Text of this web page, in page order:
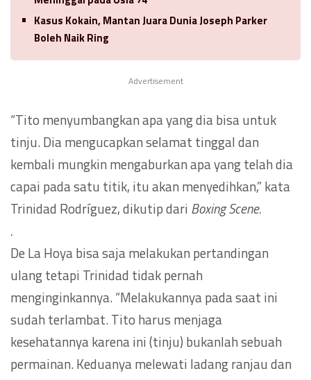
Kasus Kokain, Mantan Juara Dunia Joseph Parker
Boleh Naik Ring
Advertisement
“Tito menyumbangkan apa yang dia bisa untuk
tinju. Dia mengucapkan selamat tinggal dan
kembali mungkin mengaburkan apa yang telah dia
capai pada satu titik, itu akan menyedihkan,” kata
Trinidad Rodríguez, dikutip dari Boxing Scene.
.
De La Hoya bisa saja melakukan pertandingan
ulang tetapi Trinidad tidak pernah
menginginkannya. “Melakukannya pada saat ini
sudah terlambat. Tito harus menjaga
kesehatannya karena ini (tinju) bukanlah sebuah
permainan. Keduanya melewati ladang ranjau dan